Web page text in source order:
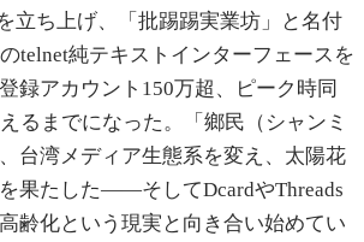
立ち上げ、「批踢踢実業坊」と名付
telnet純テキストインターフェースを
録アカウント150万超、ピーク時同
るまでになった。「鄉民（シャンミ
台湾メディア生態系を変え、太陽花
果たした——そしてDcardやThreads
齢化という現実と向き合い始めてい